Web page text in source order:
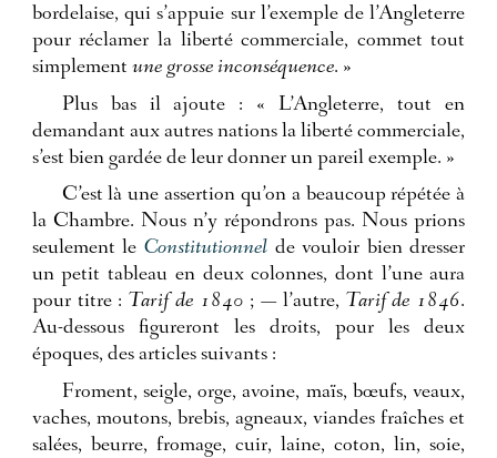
bordelaise, qui s’appuie sur l’exemple de l’Angleterre
pour réclamer la liberté commerciale, commet tout
simplement une grosse inconséquence. »
Plus bas il ajoute : « L’Angleterre, tout en
demandant aux autres nations la liberté commerciale,
s’est bien gardée de leur donner un pareil exemple. »
C’est là une assertion qu’on a beaucoup répétée à
la Chambre. Nous n’y répondrons pas. Nous prions
seulement le Constitutionnelde vouloir bien dresser
un petit tableau en deux colonnes, dont l’une aura
pour titre : Tarif de 1840 ; — l’autre, Tarif de 1846.
Au-dessous figureront les droits, pour les deux
époques, des articles suivants :
Froment, seigle, orge, avoine, maïs, bœufs, veaux,
vaches, moutons, brebis, agneaux, viandes fraîches et
salées, beurre, fromage, cuir, laine, coton, lin, soie,